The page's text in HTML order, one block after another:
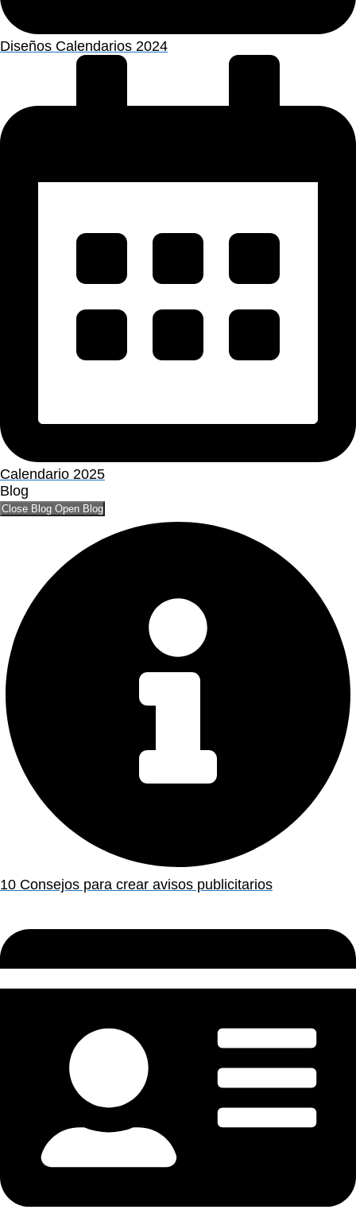
Diseños Calendarios 2024
Calendario 2025
Blog
Close Blog Open Blog
10 Consejos para crear avisos publicitarios